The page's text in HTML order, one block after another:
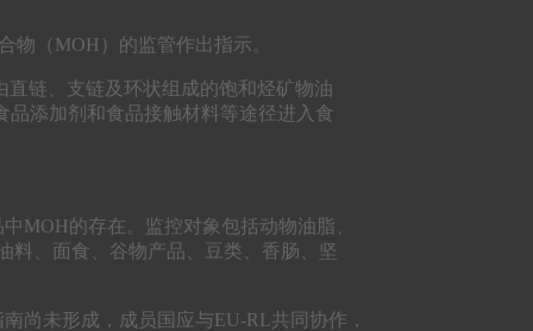
物（MOH）的监管作出指示。
链、支链及环状组成的饱和烃矿物油
添加剂和食品接触材料等途径进入食
MOH的存在。监控对象包括动物油脂、
料、面食、谷物产品、豆类、香肠、坚
尚未形成，成员国应与EU-RL共同协作，